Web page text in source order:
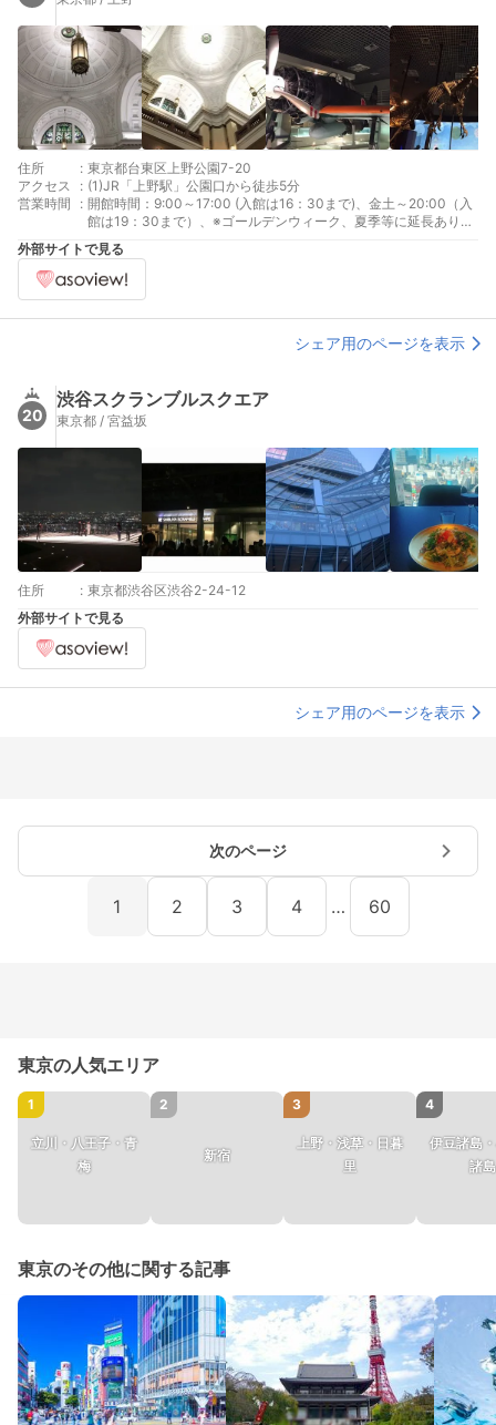
住所 : 東京都台東区上野公園7-20
アクセス
: (1)JR「上野駅」公園口から徒歩5分
営業時間
: 開館時間：9:00～17:00 (入館は16：30まで)、金土～20:00（入
館は19：30まで）、※ゴールデンウィーク、夏季等に延長あり
※特別展は開館時間が異なります。 休業：月曜日 及び年末年始
等、月曜が祝日の場合火曜日
外部サイトで見る
シェア用のページを表示
20
渋谷スクランブルスクエア
東京都 / 宮益坂
住所 : 東京都渋谷区渋谷2-24-12
外部サイトで見る
シェア用のページを表示
次のページ
1 2 3 4 … 60
東京の人気エリア
1
立川・八王子・青
梅
2
新宿
3
上野・浅草・日暮
里
4
伊豆諸島
諸島
東京のその他に関する記事